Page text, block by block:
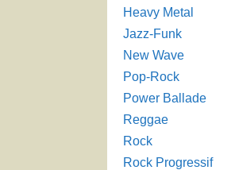
Heavy Metal
Jazz-Funk
New Wave
Pop-Rock
Power Ballade
Reggae
Rock
Rock Progressif